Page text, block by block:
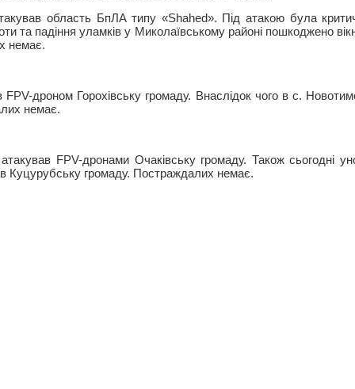
область БпЛА типу «Shahed». Під атакою була
та падіння уламків у Миколаївському районі пошкоджено
немає.
FPV-дроном Горохівську громаду. Внаслідок чого в с.
немає.
FPV-дронами Очаківську громаду. Також сьогодні
Куцурубську громаду. Постраждалих немає.